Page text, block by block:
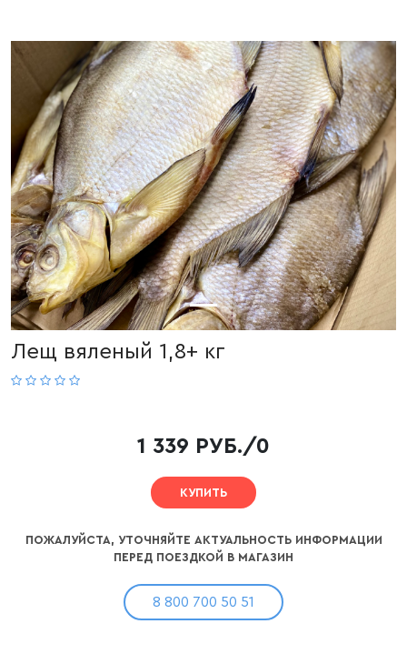
Лещ вяленый 1,8+ кг
1 339 РУБ./0
КУПИТЬ
ПОЖАЛУЙСТА, УТОЧНЯЙТЕ АКТУАЛЬНОСТЬ ИНФОРМАЦИИ
ПЕРЕД ПОЕЗДКОЙ В МАГАЗИН
8 800 700 50 51